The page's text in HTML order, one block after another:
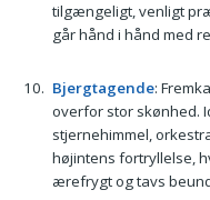
tilgængeligt, venligt
går hånd i hånd med
Bjergtagende:
overfor stor skønhed.
stjernehimmel,
højintens fortryllelse,
ærefrygt og tavs